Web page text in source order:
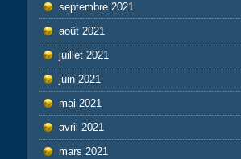
septembre 2021
août 2021
juillet 2021
juin 2021
mai 2021
avril 2021
mars 2021